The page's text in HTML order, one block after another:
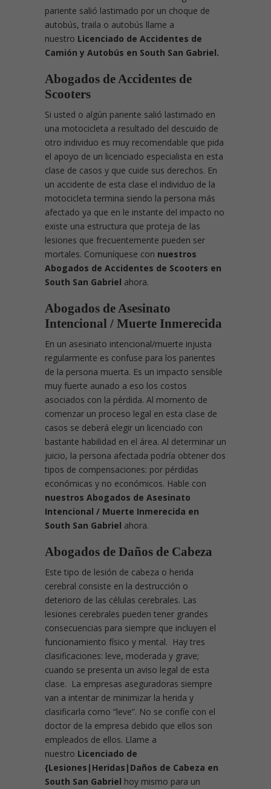
pariente salió lastimado por un choque de
autobús, traila o autobús llame a
nuestro Licenciado de Accidentes de
Camión y Autobús en South San Gabriel.
Abogados de Accidentes de
Scooters
Si usted o algún pariente salió lastimado en
una motocicleta a resultado del descuido de
otro individuo es muy recomendable que pida
el apoyo de un licenciado especialista en esta
clase de casos y que cuide sus derechos. En
un accidente de esta clase el individuo de la
motocicleta termina siendo la persona más
afectado ya que en le instante del impacto no
existe una estructura que proteja de las
lesiones que frecuentemente pueden ser
mortales. Comuníquese con nuestros
Abogados de Accidentes de Scooters en
South San Gabriel ahora.
Abogados de Asesinato
Intencional / Muerte Inmerecida
En un asesinato intencional/muerte injusta
regularmente es confuse para los parientes
de la persona muerta. Es un impacto sensible
muy fuerte aunado a eso los costos
asociados con la pérdida. Al momento de
comenzar un proceso legal en esta clase de
casos se deberá elegir un licenciado con
bastante habilidad en el área. Al determinar un
juicio, la persona afectada podría obtener dos
tipos de compensaciones: por pérdidas
económicas y no económicos. Hable con
nuestros Abogados de Asesinato
Intencional / Muerte Inmerecida en
South San Gabriel ahora.
Abogados de Daños de Cabeza
Este tipo de lesión de cabeza o herida
cerebral consiste en la destrucción o
deterioro de las células cerebrales. Las
lesiones cerebrales pueden tener grandes
consecuencias para siempre que incluyen el
funcionamiento físico y mental. Hay tres
clasificaciones: leve, moderada y grave;
cuando se presenta un aviso legal de esta
clase. La empresas aseguradoras siempre
van a intentar de minimizar la herida y
clasificarla como “leve”. No se confíe con el
doctor de la empresa debido que ellos son
empleados de ellos. Llame a
nuestro Licenciado de
{Lesiones|Heridas|Daños de Cabeza en
South San Gabriel hoy mismo para un